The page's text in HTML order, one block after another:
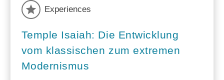
Experiences
Temple Isaiah: Die Entwicklung
vom klassischen zum extremen
Modernismus